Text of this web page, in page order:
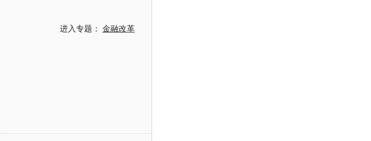
进入专题： 金融改革